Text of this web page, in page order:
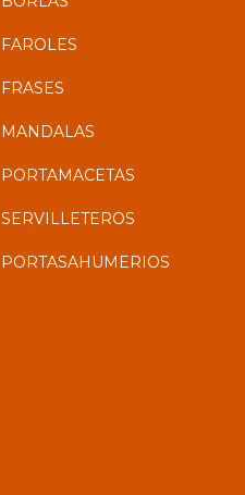
FAROLES
FRASES
MANDALAS
PORTAMACETAS
SERVILLETEROS
PORTASAHUMERIOS